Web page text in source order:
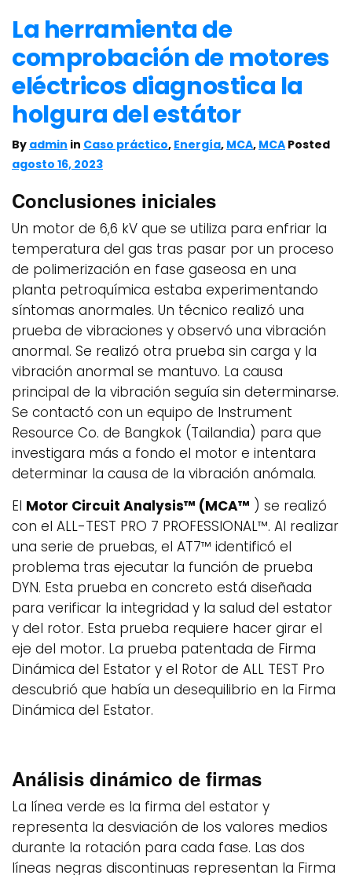
La herramienta de
comprobación de motores
eléctricos diagnostica la
holgura del estátor
By admin in Caso práctico, Energía, MCA, MCA Posted
agosto 16, 2023
Conclusiones iniciales
Un motor de 6,6 kV que se utiliza para enfriar la
temperatura del gas tras pasar por un proceso
de polimerización en fase gaseosa en una
planta petroquímica estaba experimentando
síntomas anormales. Un técnico realizó una
prueba de vibraciones y observó una vibración
anormal. Se realizó otra prueba sin carga y la
vibración anormal se mantuvo. La causa
principal de la vibración seguía sin determinarse.
Se contactó con un equipo de Instrument
Resource Co. de Bangkok (Tailandia) para que
investigara más a fondo el motor e intentara
determinar la causa de la vibración anómala.
El Motor Circuit Analysis™ (MCA™ ) se realizó
con el ALL-TEST PRO 7 PROFESSIONAL™. Al realizar
una serie de pruebas, el AT7™ identificó el
problema tras ejecutar la función de prueba
DYN. Esta prueba en concreto está diseñada
para verificar la integridad y la salud del estator
y del rotor. Esta prueba requiere hacer girar el
eje del motor. La prueba patentada de Firma
Dinámica del Estator y el Rotor de ALL TEST Pro
descubrió que había un desequilibrio en la Firma
Dinámica del Estator.
Análisis dinámico de firmas
La línea verde es la firma del estator y
representa la desviación de los valores medios
durante la rotación para cada fase. Las dos
líneas negras discontinuas representan la Firma